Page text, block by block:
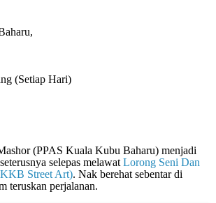
(Setiap Hari)
(PPAS Kuala Kubu Baharu) menjadi
selepas melawat Lorong Seni Dan
Street Art). Nak berehat sebentar di
teruskan perjalanan.